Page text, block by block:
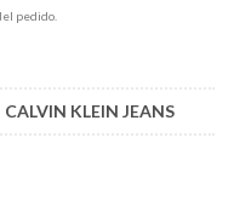
pedido.
CALVIN KLEIN JEANS